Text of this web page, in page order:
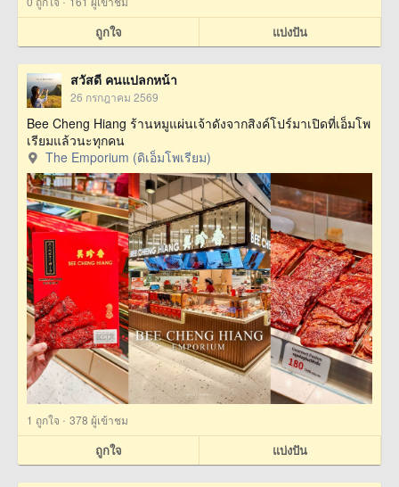
ถูกใจ แบ่งปัน
สวัสดี คนแปลกหน้า
26 กรกฎาคม 2569
Bee Cheng Hiang ร้านหมูแผ่นเจ้าดังจากสิงค์โปร์มาเปิดที่เอ็มโพ
เรียมแล้วนะทุกคน
The Emporium (ดิเอ็มโพเรียม)
1 ถูกใจ · 378 ผู้เข้าชม
ถูกใจ แบ่งปัน